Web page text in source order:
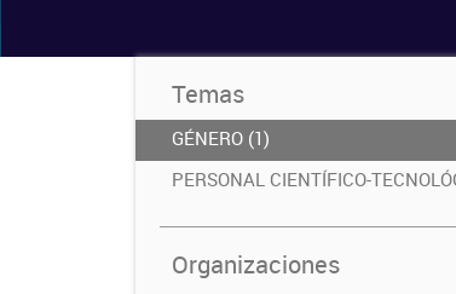
Temas
GÉNERO (1)
PERSONAL CIENTÍFICO-
Organizaciones